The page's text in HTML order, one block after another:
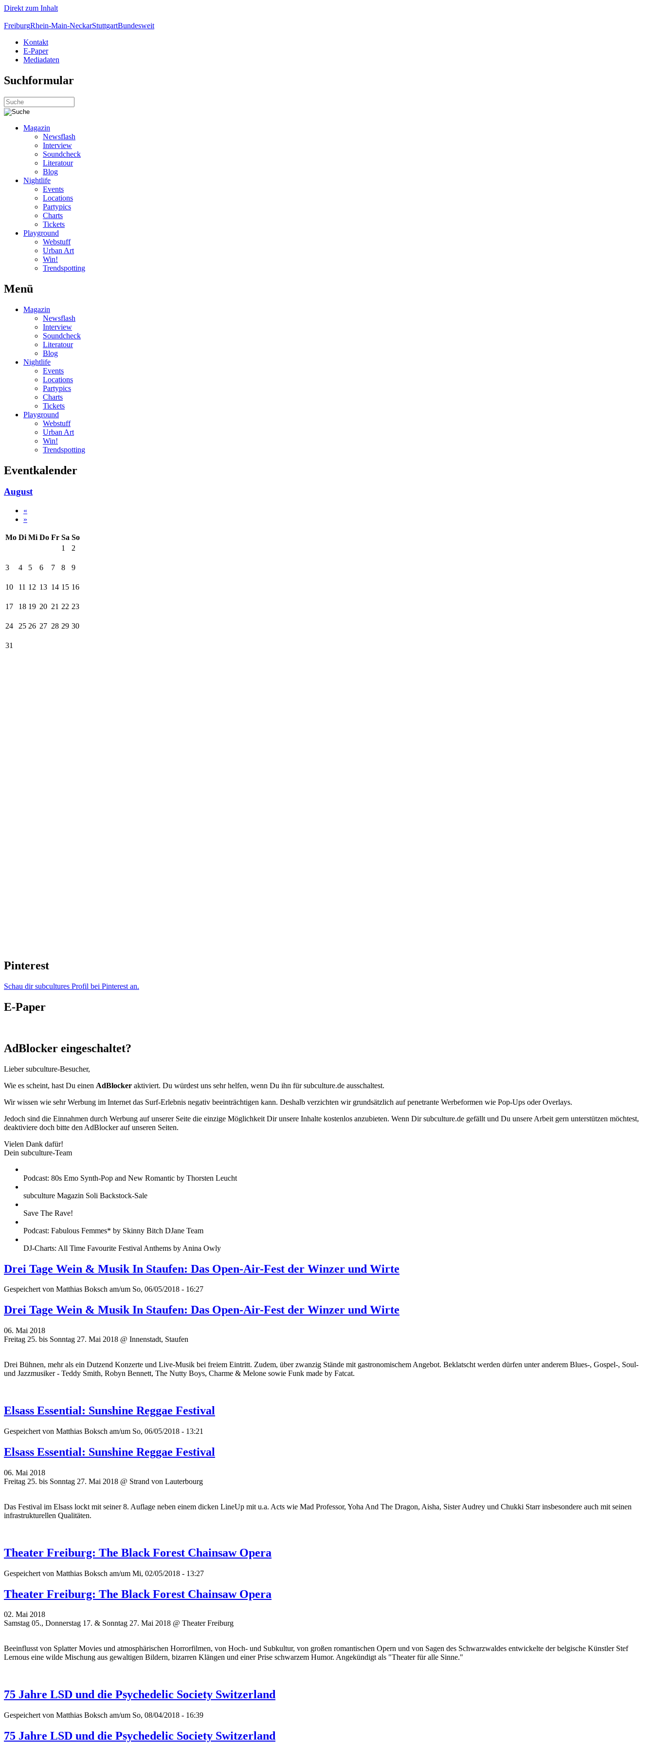
Direkt zum Inhalt
FreiburgRhein-Main-NeckarStuttgartBundesweit
Kontakt
E-Paper
Mediadaten
Suchformular
Magazin
Newsflash
Interview
Soundcheck
Literatour
Blog
Nightlife
Events
Locations
Partypics
Charts
Tickets
Playground
Webstuff
Urban Art
Win!
Trendspotting
Menü
Magazin
Newsflash
Interview
Soundcheck
Literatour
Blog
Nightlife
Events
Locations
Partypics
Charts
Tickets
Playground
Webstuff
Urban Art
Win!
Trendspotting
Eventkalender
August
«
»
Mo Di Mi Do Fr Sa So
1
2
3 4 5 6 7 8 9
10 11 12 13 14 15 16
17 18 19 20 21 22 23
24 25 26 27 28 29 30
31
Pinterest
Schau dir subcultures Profil bei Pinterest an.
E-Paper
AdBlocker eingeschaltet?
Lieber subculture-Besucher,
Wie es scheint, hast Du einen AdBlocker aktiviert. Du würdest uns sehr helfen, wenn Du ihn für subculture.de ausschaltest.
Wir wissen wie sehr Werbung im Internet das Surf-Erlebnis negativ beeinträchtigen kann. Deshalb verzichten wir grundsätzlich auf penetrante Werbeformen wie Pop-Ups oder Overlays.
Jedoch sind die Einnahmen durch Werbung auf unserer Seite die einzige Möglichkeit Dir unsere Inhalte kostenlos anzubieten. Wenn Dir subculture.de gefällt und Du unsere Arbeit gern unterstützen möchtest,
deaktiviere doch bitte den AdBlocker auf unseren Seiten.
Vielen Dank dafür!
Dein subculture-Team
Podcast: 80s Emo Synth-Pop and New Romantic by Thorsten Leucht
subculture Magazin Soli Backstock-Sale
Save The Rave!
Podcast: Fabulous Femmes* by Skinny Bitch DJane Team
DJ-Charts: All Time Favourite Festival Anthems by Anina Owly
Drei Tage Wein & Musik In Staufen: Das Open-Air-Fest der Winzer und Wirte
Gespeichert von Matthias Boksch am/um So, 06/05/2018 - 16:27
Drei Tage Wein & Musik In Staufen: Das Open-Air-Fest der Winzer und Wirte
06. Mai 2018
Freitag 25. bis Sonntag 27. Mai 2018 @ Innenstadt, Staufen
Drei Bühnen, mehr als ein Dutzend Konzerte und Live-Musik bei freiem Eintritt. Zudem, über zwanzig Stände mit gastronomischem Angebot. Beklatscht werden dürfen unter anderem Blues-, Gospel-, Soul-
und Jazzmusiker - Teddy Smith, Robyn Bennett, The Nutty Boys, Charme & Melone sowie Funk made by Fatcat.
Elsass Essential: Sunshine Reggae Festival
Gespeichert von Matthias Boksch am/um So, 06/05/2018 - 13:21
Elsass Essential: Sunshine Reggae Festival
06. Mai 2018
Freitag 25. bis Sonntag 27. Mai 2018 @ Strand von Lauterbourg
Das Festival im Elsass lockt mit seiner 8. Auflage neben einem dicken LineUp mit u.a. Acts wie Mad Professor, Yoha And The Dragon, Aisha, Sister Audrey und Chukki Starr insbesondere auch mit seinen
infrastrukturellen Qualitäten.
Theater Freiburg: The Black Forest Chainsaw Opera
Gespeichert von Matthias Boksch am/um Mi, 02/05/2018 - 13:27
Theater Freiburg: The Black Forest Chainsaw Opera
02. Mai 2018
Samstag 05., Donnerstag 17. & Sonntag 27. Mai 2018 @ Theater Freiburg
Beeinflusst von Splatter Movies und atmosphärischen Horrorfilmen, von Hoch- und Subkultur, von großen romantischen Opern und von Sagen des Schwarzwaldes entwickelte der belgische Künstler Stef
Lernous eine wilde Mischung aus gewaltigen Bildern, bizarren Klängen und einer Prise schwarzem Humor. Angekündigt als "Theater für alle Sinne."
75 Jahre LSD und die Psychedelic Society Switzerland
Gespeichert von Matthias Boksch am/um So, 08/04/2018 - 16:39
75 Jahre LSD und die Psychedelic Society Switzerland